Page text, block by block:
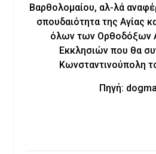
Βαρθολομαίου, αλ-λά
σπουδαιότητα της Αγίας
όλων των Ορθοδόξων
Εκκλησιών που θα
Κωνσταντινούπολη
Πηγή: